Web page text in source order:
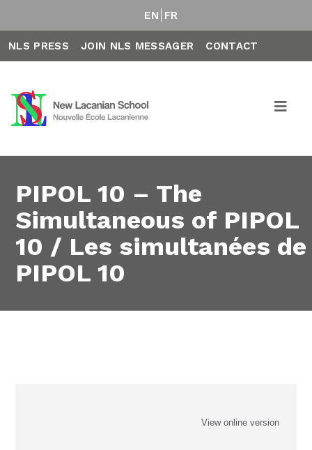
EN FR
NLS PRESS JOIN NLS MESSAGER CONTACT
PIPOL 10 – The
Simultaneous of PIPOL
10 / Les simultanées de
PIPOL 10
View online version